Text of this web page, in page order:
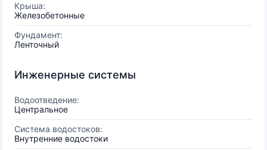
Крыша:
Железобетонные
Фундамент:
Ленточный
Инженерные системы
Водоотведение:
Центральное
Система водостоков:
Внутренние водостоки